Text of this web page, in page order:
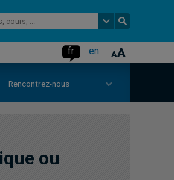
fr en
Rencontrez-nous
ou